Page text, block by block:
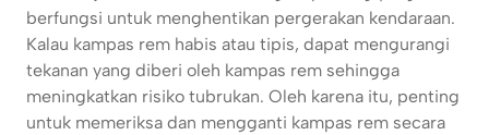
berfungsi untuk menghentikan pergerakan kendaraan.
Kalau kampas rem habis atau tipis, dapat mengurangi
tekanan yang diberi oleh kampas rem sehingga
meningkatkan risiko tubrukan. Oleh karena itu, penting
untuk memeriksa dan mengganti kampas rem secara